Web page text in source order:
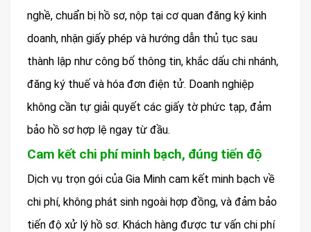
nghề, chuẩn bị hồ sơ, nộp tại cơ quan đăng ký kinh
doanh, nhận giấy phép và hướng dẫn thủ tục sau
thành lập như công bố thông tin, khắc dấu chi nhánh,
đăng ký thuế và hóa đơn điện tử. Doanh nghiệp
không cần tự giải quyết các giấy tờ phức tạp, đảm
bảo hồ sơ hợp lệ ngay từ đầu.
Cam kết chi phí minh bạch, đúng tiến độ
Dịch vụ trọn gói của Gia Minh cam kết minh bạch về
chi phí, không phát sinh ngoài hợp đồng, và đảm bảo
tiến độ xử lý hồ sơ. Khách hàng được tư vấn chi phí